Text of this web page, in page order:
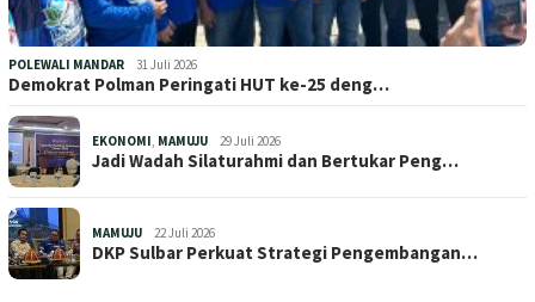
POLEWALI MANDAR 31 Juli 2026
Demokrat Polman Peringati HUT ke-25 deng…
EKONOMI, MAMUJU 29 Juli 2026
Jadi Wadah Silaturahmi dan Bertukar Peng…
MAMUJU 22 Juli 2026
DKP Sulbar Perkuat Strategi Pengembangan…